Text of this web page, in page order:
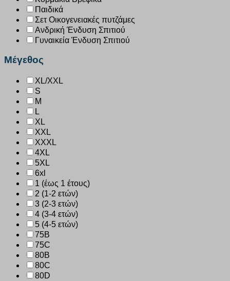
Παιδικά
Σετ Οικογενειακές πυτζάμες
Ανδρική Ένδυση Σπιτιού
Γυναικεία Ένδυση Σπιτιού
Μέγεθος
XL/XXL
S
M
L
XL
XXL
XXXL
4XL
5XL
6xl
1 (έως 1 έτους)
2 (1-2 ετών)
3 (2-3 ετών)
4 (3-4 ετών)
5 (4-5 ετών)
75B
75C
80B
80C
80D